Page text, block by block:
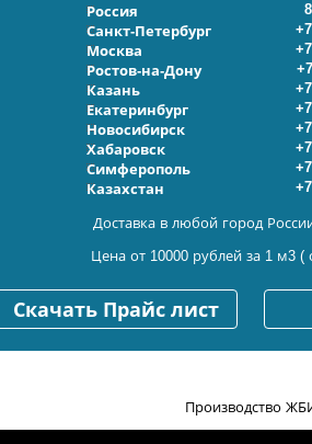
Россия
Санкт-Петербург
Москва
Ростов-на-Дону
Казань
Екатеринбург
Новосибирск
Хабаровск
Симферополь
Казахстан
Доставка в любой город
Цена от 10000 рублей за 1 м3 (
Скачать Прайс лист
Производство